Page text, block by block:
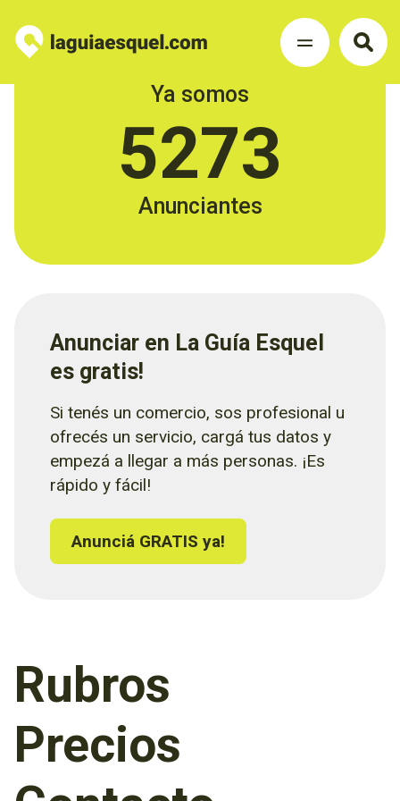
Ya somos
5273
Anunciantes
Anunciar en La Guía Esquel
es gratis!
Si tenés un comercio, sos profesional u
ofrecés un servicio, cargá tus datos y
empezá a llegar a más personas. ¡Es
rápido y fácil!
Anunciá GRATIS ya!
Rubros
Precios